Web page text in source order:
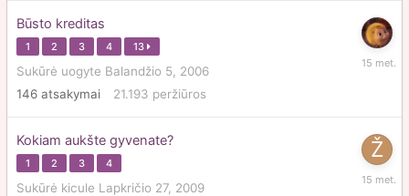
Būsto kreditas
1 2 3 4 13
Sukūrė uogyte Balandžio 5, 2006
146 atsakymai 21.193 peržiūros
Kokiam aukšte gyvenate?
1 2 3 4
Sukūrė kicule Lapkričio 27, 2009